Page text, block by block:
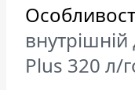
внутрішній
Plus 320 л/